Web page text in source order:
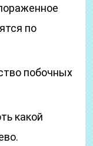
по
побочных
какой